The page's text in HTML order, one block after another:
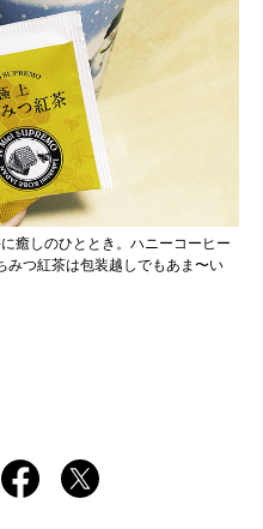
癒しのひととき。ハニーコーヒー
みつ紅茶は包装越しでもあま〜い